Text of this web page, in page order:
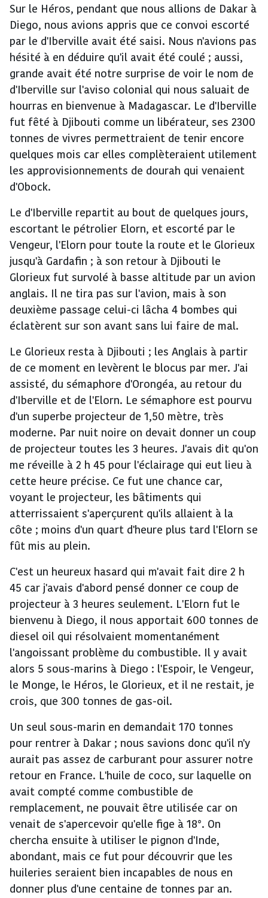
Sur le Héros, pendant que nous allions de Dakar à
Diego, nous avions appris que ce convoi escorté
par le d'Iberville avait été saisi. Nous n'avions pas
hésité à en déduire qu'il avait été coulé ; aussi,
grande avait été notre surprise de voir le nom de
d'Iberville sur l'aviso colonial qui nous saluait de
hourras en bienvenue à Madagascar. Le d'Iberville
fut fêté à Djibouti comme un libérateur, ses 2300
tonnes de vivres permettraient de tenir encore
quelques mois car elles complèteraient utilement
les approvisionnements de dourah qui venaient
d'Obock.
Le d'Iberville repartit au bout de quelques jours,
escortant le pétrolier Elorn, et escorté par le
Vengeur, l'Elorn pour toute la route et le Glorieux
jusqu'à Gardafin ; à son retour à Djibouti le
Glorieux fut survolé à basse altitude par un avion
anglais. Il ne tira pas sur l'avion, mais à son
deuxième passage celui-ci lâcha 4 bombes qui
éclatèrent sur son avant sans lui faire de mal.
Le Glorieux resta à Djibouti ; les Anglais à partir
de ce moment en levèrent le blocus par mer. J'ai
assisté, du sémaphore d'Orongéa, au retour du
d'Iberville et de l'Elorn. Le sémaphore est pourvu
d'un superbe projecteur de 1,50 mètre, très
moderne. Par nuit noire on devait donner un coup
de projecteur toutes les 3 heures. J'avais dit qu'on
me réveille à 2 h 45 pour l'éclairage qui eut lieu à
cette heure précise. Ce fut une chance car,
voyant le projecteur, les bâtiments qui
atterrissaient s'aperçurent qu'ils allaient à la
côte ; moins d'un quart d'heure plus tard l'Elorn se
fût mis au plein.
C'est un heureux hasard qui m'avait fait dire 2 h
45 car j'avais d'abord pensé donner ce coup de
projecteur à 3 heures seulement. L'Elorn fut le
bienvenu à Diego, il nous apportait 600 tonnes de
diesel oil qui résolvaient momentanément
l'angoissant problème du combustible. Il y avait
alors 5 sous-marins à Diego : l'Espoir, le Vengeur,
le Monge, le Héros, le Glorieux, et il ne restait, je
crois, que 300 tonnes de gas-oil.
Un seul sous-marin en demandait 170 tonnes
pour rentrer à Dakar ; nous savions donc qu'il n'y
aurait pas assez de carburant pour assurer notre
retour en France. L'huile de coco, sur laquelle on
avait compté comme combustible de
remplacement, ne pouvait être utilisée car on
venait de s'apercevoir qu'elle fige à 18°. On
chercha ensuite à utiliser le pignon d'Inde,
abondant, mais ce fut pour découvrir que les
huileries seraient bien incapables de nous en
donner plus d'une centaine de tonnes par an.